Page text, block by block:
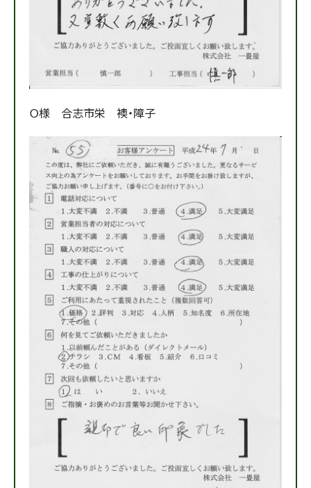
Ｏ様 合志市栄 襖・障子